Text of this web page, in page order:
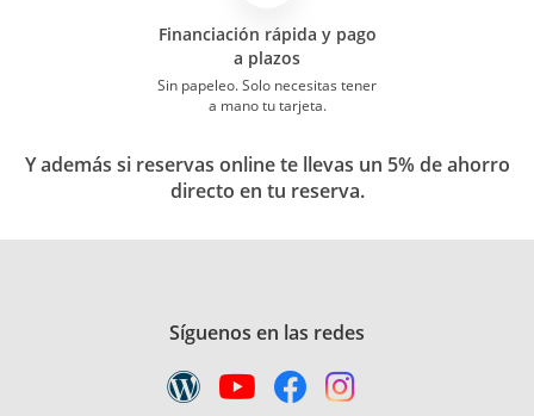
Financiación rápida y pago
a plazos
Sin papeleo. Solo necesitas tener
a mano tu tarjeta.
Y además si reservas online te llevas un 5% de ahorro
directo en tu reserva.
Síguenos en las redes